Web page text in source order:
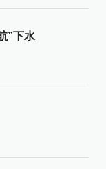
”下水